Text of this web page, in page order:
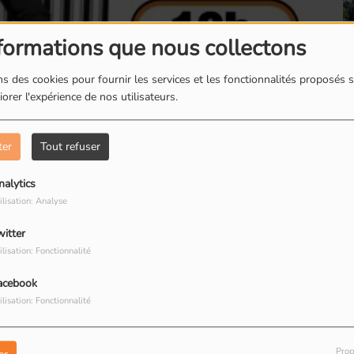
que nous collectons
des cookies pour fournir les services et les fonctionnalités proposés
l'expérience de nos utilisateurs.
Tout refuser
Analyse
Fonctionnalité
Fonctionnalité
de la Caravane dans l'épicerie ouverte
Claude nous parle du
et des produits disponibles dans cet
boites à livres